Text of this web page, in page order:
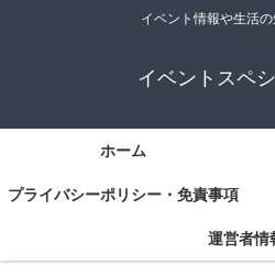
イベント情報や生活
イベントスペ
ホーム
プライバシーポリシー・免責事項
運営者情